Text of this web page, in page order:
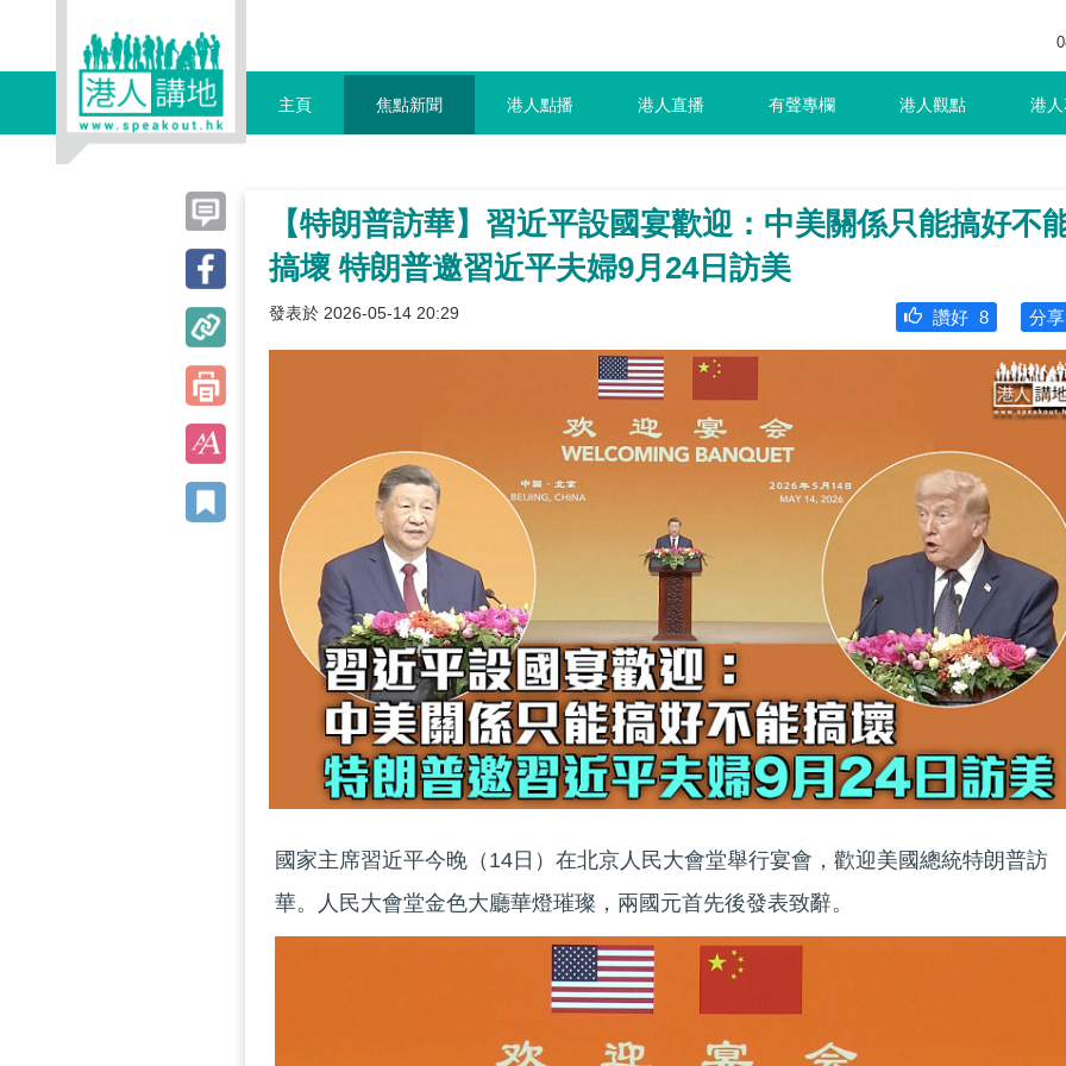
主頁 焦點新聞 港人點播 港人直播 有聲專欄 港人觀點 港
【特朗普訪華】習近平設國宴歡迎：中美關係只能搞好不
搞壞 特朗普邀習近平夫婦9月24日訪美
發表於 2026-05-14 20:29 分享
讚好 8
國家主席習近平今晚（14日）在北京人民大會堂舉行宴會，歡迎美國總統特朗普訪
華。人民大會堂金色大廳華燈璀璨，兩國元首先後發表致辭。